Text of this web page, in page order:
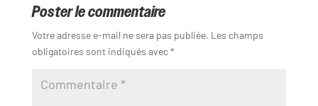
Poster le commentaire
Votre adresse e-mail ne sera pas publiée. Les champs
obligatoires sont indiqués avec*